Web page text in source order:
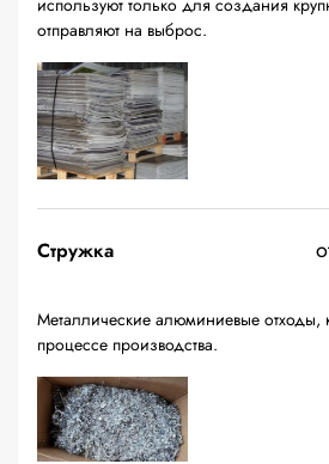
используют только для создания
отправляют на выброс.
Стружка
Металлические алюминиевые отходы,
процессе производства.